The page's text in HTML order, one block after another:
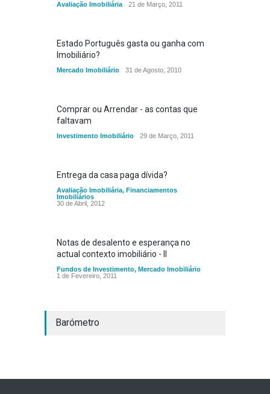
Avaliação Imobiliária 21 de Março, 2011
Estado Português gasta ou ganha com
Imobiliário?
Mercado Imobiliário 31 de Agosto, 2010
Comprar ou Arrendar - as contas que
faltavam
Investimento Imobiliário 29 de Março, 2011
Entrega da casa paga dívida?
Avaliação Imobiliária, Financiamentos
Imobiliários
30 de Abril, 2012
Notas de desalento e esperança no
actual contexto imobiliário - II
Fundos de Investimento, Mercado Imobiliário
1 de Fevereiro, 2011
Barómetro